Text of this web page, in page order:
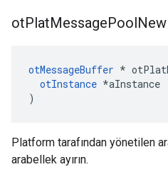
otPlatMessagePoolNew
otMessageBuffer *
otInstance *aInstance
)
Platform tarafından yönetilen
arabellek ayırın.